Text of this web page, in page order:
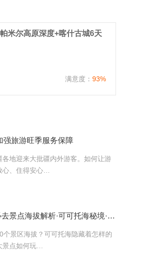
帕米尔高原深度+喀什古城6天
满意度： 93%
强旅游旺季服务保障
各地迎来大批疆内外游客。如何让游
、住得安心…
新疆旅游攻略 | 必去景点海拔解析·可可托海秘境·南疆十大经典
个景区海拔？可可托海隐藏着怎样的
点如何玩…